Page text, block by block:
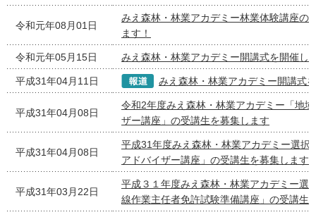
令和元年08月01日
みえ森林・林業アカデミー林業体験講座の
ます！
令和元年05月15日 みえ森林・林業アカデミー開講式を開催し
平成31年04月11日 みえ森林・林業アカデミー開講式
平成31年04月08日
令和2年度みえ森林・林業アカデミー「地
ザー講座」の受講生を募集します
平成31年04月08日
平成31年度みえ森林・林業アカデミー選択
アドバイザー講座」の受講生を募集します
平成31年03月22日
平成３１年度みえ森林・林業アカデミー選
線作業主任者免許試験準備講座」の受講生